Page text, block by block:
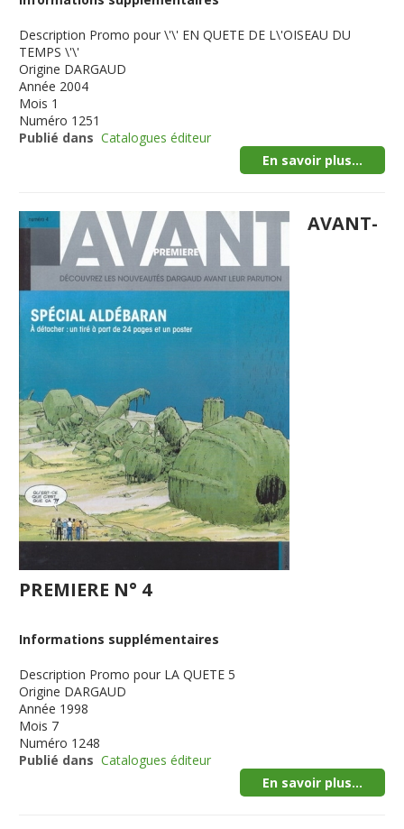
Description Promo pour \'\' EN QUETE DE L\'OISEAU DU
TEMPS \'\'
Origine DARGAUD
Année 2004
Mois 1
Numéro 1251
Publié dans Catalogues éditeur
En savoir plus...
AVANT-
PREMIERE N° 4
Informations supplémentaires
Description Promo pour LA QUETE 5
Origine DARGAUD
Année 1998
Mois 7
Numéro 1248
Publié dans Catalogues éditeur
En savoir plus...